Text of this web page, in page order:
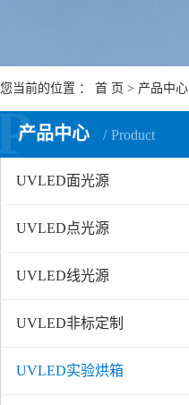
您当前的位置 ： 首 页 > 产品中心
产品中心 Product
UVLED面光源
UVLED点光源
UVLED线光源
UVLED非标定制
UVLED实验烘箱